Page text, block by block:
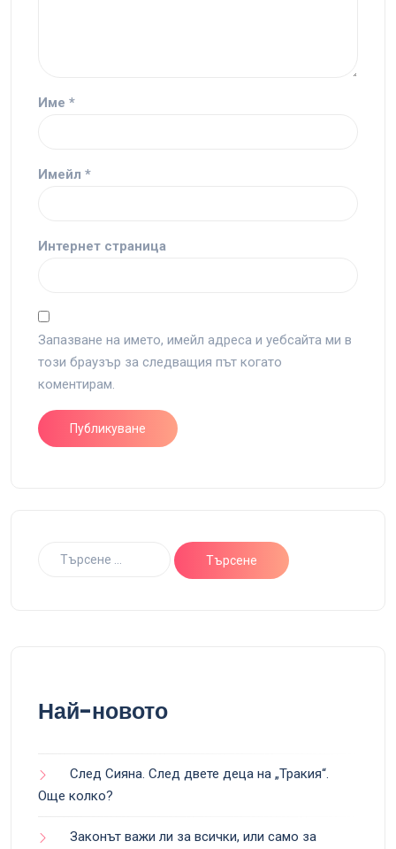
Име *
Имейл *
Интернет страница
Запазване на името, имейл адреса и уебсайта ми в
този браузър за следващия път когато
коментирам.
Най-новото
След Сияна. След двете деца на „Тракия“.
Още колко?
Законът важи ли за всички, или само за